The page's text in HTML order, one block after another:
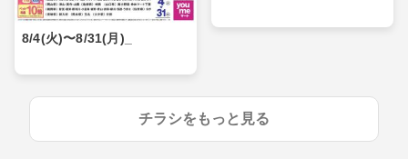
8/4(火)〜8/31(月)_
チラシをもっと見る